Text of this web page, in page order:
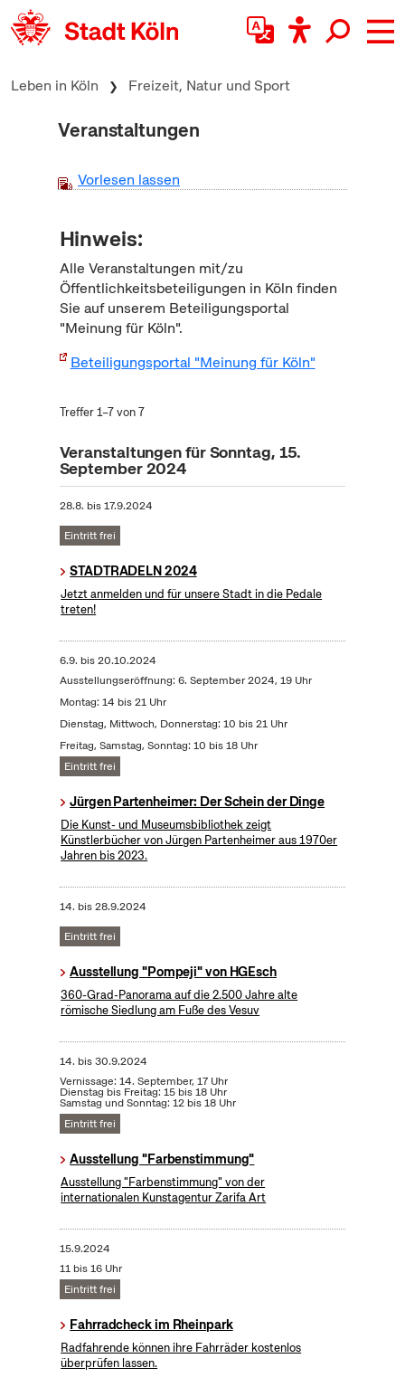
zum Inhalt springen
Leben in Köln Freizeit, Natur und Sport
Veranstaltungen
Vorlesen lassen
Hinweis:
Alle Veranstaltungen mit/zu
Öffentlichkeitsbeteiligungen in Köln finden
Sie auf unserem Beteiligungsportal
"Meinung für Köln".
Beteiligungsportal "Meinung für Köln"
Treffer 1–7 von 7
Veranstaltungen für Sonntag, 15.
September 2024
28.8. bis17.9.2024
Eintritt frei
STADTRADELN 2024
Jetzt anmelden und für unsere Stadt in die Pedale
treten!
6.9. bis20.10.2024
Ausstellungseröffnung: 6. September 2024, 19 Uhr
Montag: 14 bis 21 Uhr
Dienstag, Mittwoch, Donnerstag: 10 bis 21 Uhr
Freitag, Samstag, Sonntag: 10 bis 18 Uhr
Eintritt frei
Jürgen Partenheimer: Der Schein der Dinge
Die Kunst- und Museumsbibliothek zeigt
Künstlerbücher von Jürgen Partenheimer aus 1970er
Jahren bis 2023.
14. bis28.9.2024
Eintritt frei
Ausstellung "Pompeji" von HGEsch
360-Grad-Panorama auf die 2.500 Jahre alte
römische Siedlung am Fuße des Vesuv
14. bis30.9.2024
Vernissage: 14. September, 17 Uhr
Dienstag bis Freitag: 15 bis 18 Uhr
Samstag und Sonntag: 12 bis 18 Uhr
Eintritt frei
Ausstellung "Farbenstimmung"
Ausstellung "Farbenstimmung" von der
internationalen Kunstagentur Zarifa Art
15.9.2024
11 bis 16 Uhr
Eintritt frei
Fahrradcheck im Rheinpark
Radfahrende können ihre Fahrräder kostenlos
überprüfen lassen.